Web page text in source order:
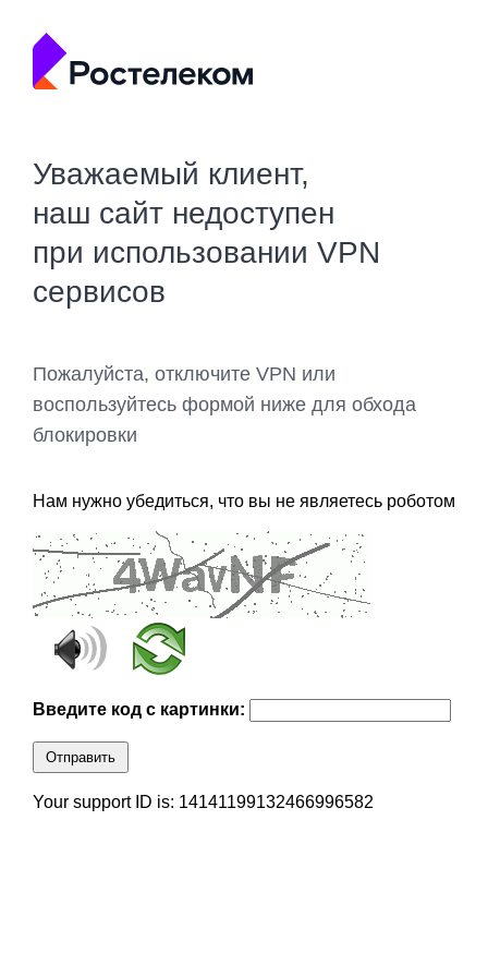
Уважаемый клиент,
наш сайт недоступен
при использовании VPN
сервисов
Пожалуйста, отключите VPN или
воспользуйтесь формой ниже для обхода
блокировки
Нам нужно убедиться, что вы не являетесь роботом
Введите код с картинки:
Отправить
Your support ID is: 14141199132466996582